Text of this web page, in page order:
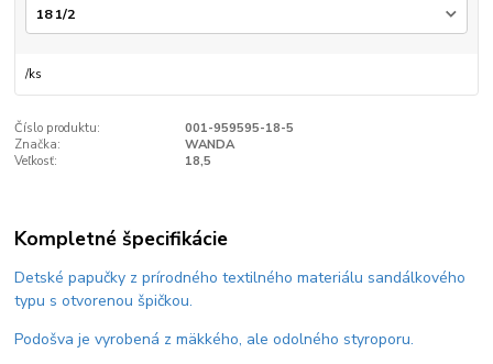
/ks
Číslo produktu:
001-959595-18-5
Značka:
WANDA
Veľkosť:
18,5
Kompletné špecifikácie
Detské papučky z prírodného textilného materiálu sandálkového
typu s otvorenou špičkou.
Podošva je vyrobená z mäkkého, ale odolného styroporu.